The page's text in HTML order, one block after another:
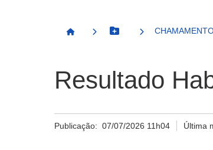
Página InicialBotão Menu
Resultado
Publicação: 07/07/2026 11h04 Última